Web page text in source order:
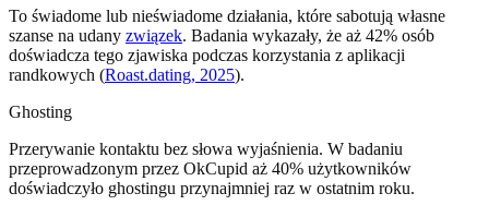
To świadome lub nieświadome działania, które sabotują własne
szanse na udany związek. Badania wykazały, że aż 42% osób
doświadcza tego zjawiska podczas korzystania z aplikacji
randkowych (Roast.dating, 2025).
Ghosting
Przerywanie kontaktu bez słowa wyjaśnienia. W badaniu
przeprowadzonym przez OkCupid aż 40% użytkowników
doświadczyło ghostingu przynajmniej raz w ostatnim roku.